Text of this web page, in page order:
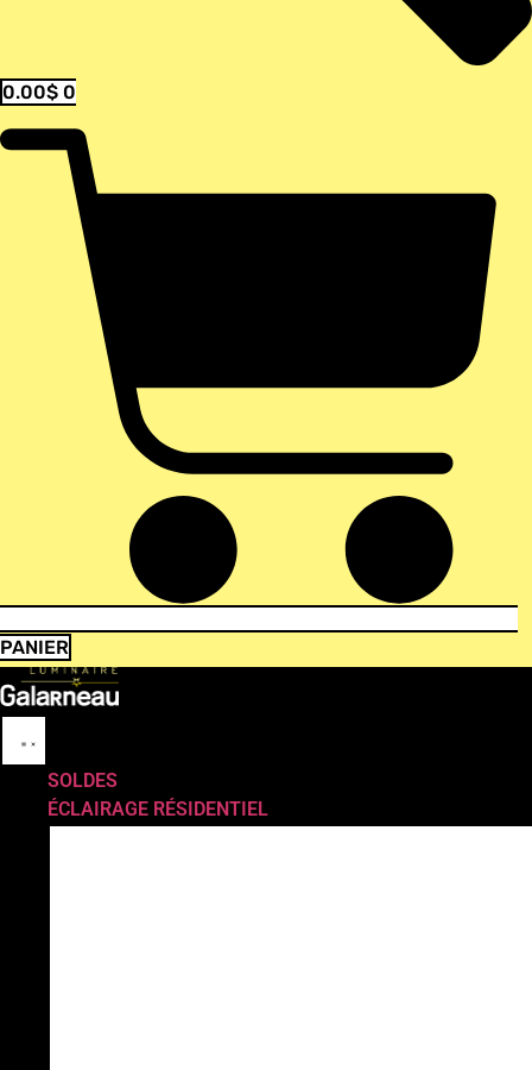
0.00$ 0
PANIER
SOLDES
ÉCLAIRAGE RÉSIDENTIEL